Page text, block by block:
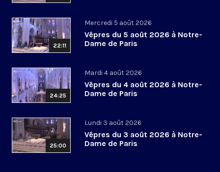
22:11
Mercredi 5 août 2026
Vêpres du 5 août 2026 à Notre-
Dame de Paris
24:25
Mardi 4 août 2026
Vêpres du 4 août 2026 à Notre-
Dame de Paris
25:00
Lundi 3 août 2026
Vêpres du 3 août 2026 à Notre-
Dame de Paris